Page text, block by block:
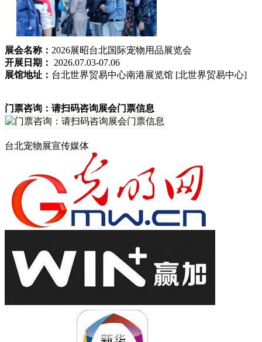
展会名称： 2026展昭台北国际宠物用品展览会
开展日期：
2026.07.03-07.06
展馆地址： 台北世界贸易中心南港展览馆 [北世界贸易中心]
门票咨询：请扫码咨询展会门票信息
台北宠物展宣传媒体